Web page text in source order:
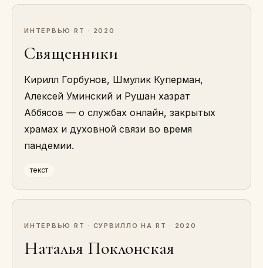
ИНТЕРВЬЮ · RT · 2020
Священники
Кирилл Горбунов, Шмулик Куперман,
Алексей Уминский и Рушан хазрат
Аббясов — о службах онлайн, закрытых
храмах и духовной связи во время
пандемии.
текст
ИНТЕРВЬЮ · RT · СУРВИЛЛО НА RT · 2020
Наталья Поклонская